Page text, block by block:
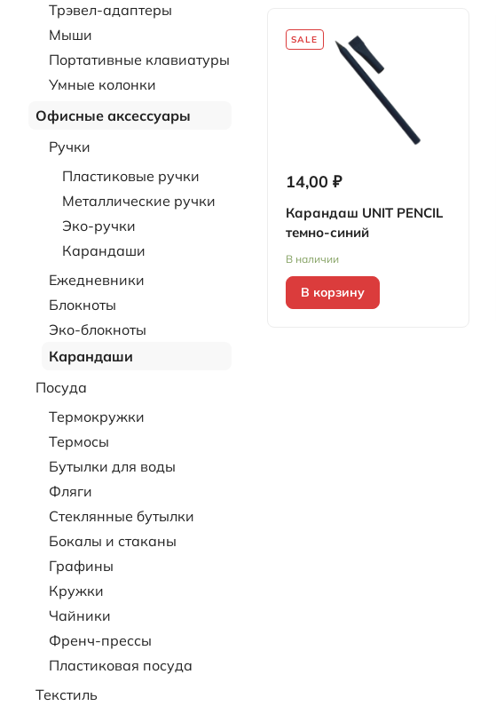
Трэвел-адаптеры
Мыши
Портативные клавиатуры
Умные колонки
Офисные аксессуары
Ручки
Пластиковые ручки
Металлические ручки
Эко-ручки
Карандаши
Ежедневники
Блокноты
Эко-блокноты
Карандаши
Посуда
Термокружки
Термосы
Бутылки для воды
Фляги
Стеклянные бутылки
Бокалы и стаканы
Графины
Кружки
Чайники
Френч-прессы
Пластиковая посуда
Текстиль
SALE
14,00 ₽
Карандаш UNIT PENCIL
темно-синий
В наличии
В корзину